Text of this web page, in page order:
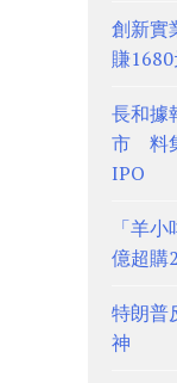
創新實
賺
長和據
市 料
IPO
「羊
億超購
特朗普
神